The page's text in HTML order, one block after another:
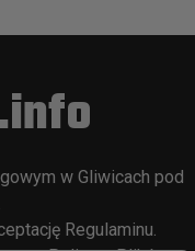
w Gliwicach pod
Regulaminu.